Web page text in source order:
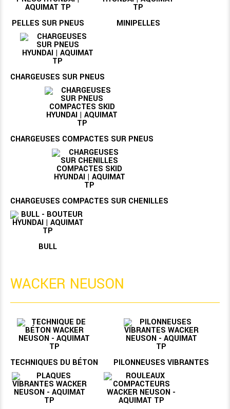
PELLES SUR PNEUS MINIPELLES
CHARGEUSES SUR PNEUS
CHARGEUSES COMPACTES SUR PNEUS
CHARGEUSES COMPACTES SUR CHENILLES
BULL
WACKER NEUSON
TECHNIQUES DU BÉTON PILONNEUSES VIBRANTES